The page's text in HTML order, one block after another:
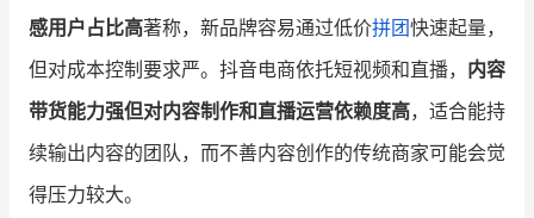
感用户占比高著称，新品牌容易通过低价拼团快速起量，
但对成本控制要求严。抖音电商依托短视频和直播， 内容
带货能力强但对内容制作和直播运营依赖度高，适合能持
续输出内容的团队，而不善内容创作的传统商家可能会觉
得压力较大。